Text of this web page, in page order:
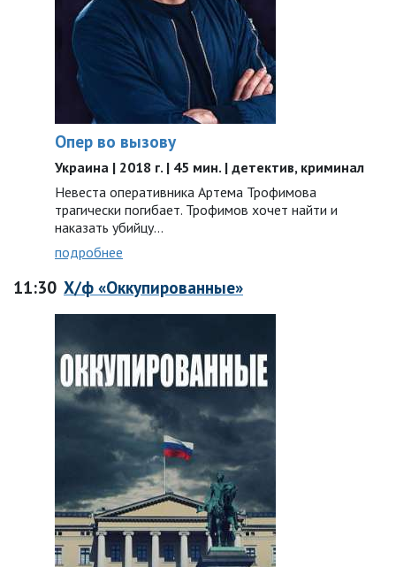
Опер во вызову
Украина | 2018 г. | 45 мин. | детектив, криминал
Невеста оперативника Артема Трофимова
трагически погибает. Трофимов хочет найти и
наказать убийцу...
подробнее
11:30 Х/ф «Оккупированные»